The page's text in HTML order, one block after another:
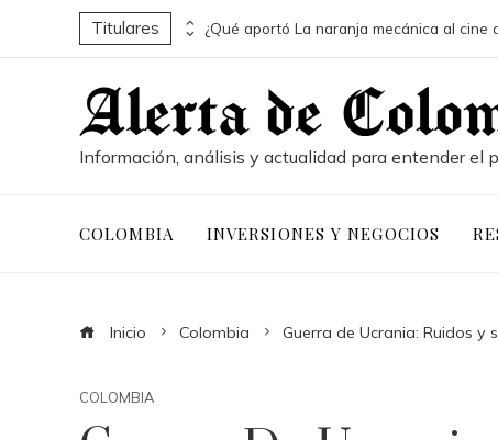
Titulares Los 10 animales con sentidos que redefinen la percepción animal
Información, análisis y actualidad para entender el
COLOMBIA INVERSIONES Y NEGOCIOS
Inicio Colombia Guerra de Ucrania: Ruidos y
COLOMBIA